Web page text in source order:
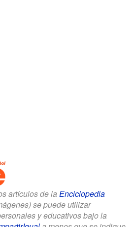
artículos de la Enciclopedia
se puede utilizar
y educativos bajo la